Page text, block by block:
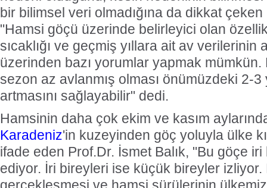
bir bilimsel veri olmadığına da dikkat çeken
"Hamsi göçü üzerinde belirleyici olan
sıcaklığı ve geçmiş yıllara ait av verilerinin
üzerinden bazı yorumlar yapmak
sezon az avlanmış olması önümüzdeki 2-3
artmasını sağlayabilir" dedi.
Hamsinin daha çok ekim ve kasım
Karadeniz'in kuzeyinden göç yoluyla ülke
ifade eden Prof.Dr. İsmet Balık, "Bu göçe
ediyor. İri bireyleri ise küçük bireyler izliyor.